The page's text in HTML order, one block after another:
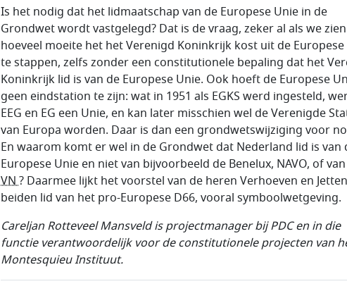
Is het nodig dat het lidmaatschap van de Europese Unie in de
Grondwet wordt vastgelegd? Dat is de vraag, zeker al als we zien
hoeveel moeite het het Verenigd Koninkrijk kost uit de Europese
te stappen, zelfs zonder een constitutionele bepaling dat het
Koninkrijk lid is van de Europese Unie. Ook hoeft de Europese
geen eindstation te zijn: wat in 1951 als EGKS werd ingesteld,
EEG en EG een Unie, en kan later misschien wel de Verenigde
van Europa worden. Daar is dan een grondwetswijziging voor
En waarom komt er wel in de Grondwet dat Nederland lid is van
Europese Unie en niet van bijvoorbeeld de Benelux, NAVO, of
VN? Daarmee lijkt het voorstel van de heren Verhoeven en
beiden lid van het pro-Europese D66, vooral symboolwetgeving.
Careljan Rotteveel Mansveld is projectmanager bij PDC en in die
functie verantwoordelijk voor de constitutionele projecten van
Montesquieu Instituut.